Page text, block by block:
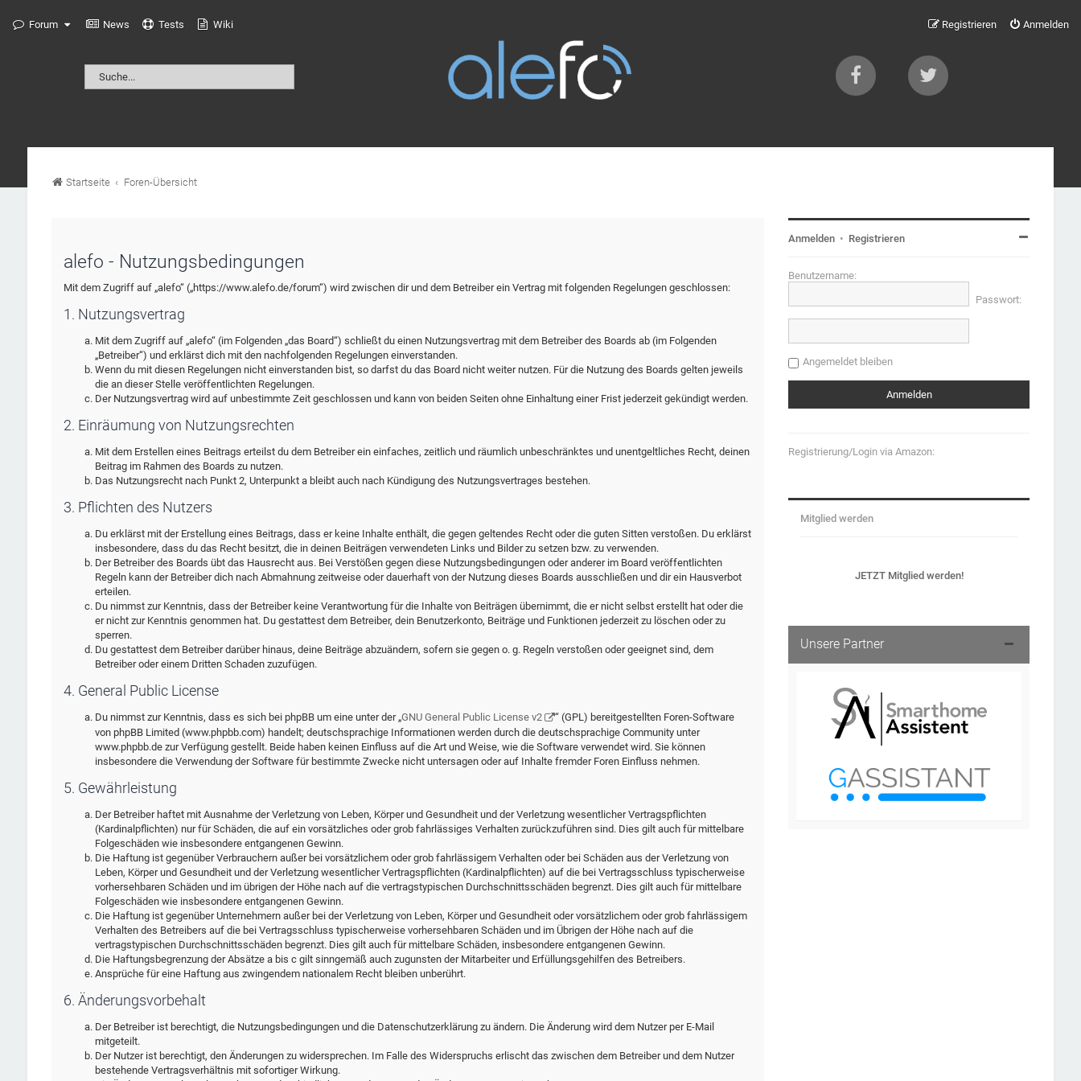
Forum News Tests Wiki Anmelden
Registrieren
Startseite Foren-Übersicht
alefo - Nutzungsbedingungen
Mit dem Zugriff auf „alefo“ („https://www.alefo.de/forum“) wird zwischen dir und dem Betreiber ein Vertrag mit folgenden Regelungen geschlossen:
1. Nutzungsvertrag
Mit dem Zugriff auf „alefo“ (im Folgenden „das Board“) schließt du einen Nutzungsvertrag mit dem Betreiber des Boards ab (im Folgenden
„Betreiber“) und erklärst dich mit den nachfolgenden Regelungen einverstanden.
Wenn du mit diesen Regelungen nicht einverstanden bist, so darfst du das Board nicht weiter nutzen. Für die Nutzung des Boards gelten jeweils
die an dieser Stelle veröffentlichten Regelungen.
Der Nutzungsvertrag wird auf unbestimmte Zeit geschlossen und kann von beiden Seiten ohne Einhaltung einer Frist jederzeit gekündigt werden.
2. Einräumung von Nutzungsrechten
Mit dem Erstellen eines Beitrags erteilst du dem Betreiber ein einfaches, zeitlich und räumlich unbeschränktes und unentgeltliches Recht, deinen
Beitrag im Rahmen des Boards zu nutzen.
Das Nutzungsrecht nach Punkt 2, Unterpunkt a bleibt auch nach Kündigung des Nutzungsvertrages bestehen.
3. Pflichten des Nutzers
Du erklärst mit der Erstellung eines Beitrags, dass er keine Inhalte enthält, die gegen geltendes Recht oder die guten Sitten verstoßen. Du erklärst
insbesondere, dass du das Recht besitzt, die in deinen Beiträgen verwendeten Links und Bilder zu setzen bzw. zu verwenden.
Der Betreiber des Boards übt das Hausrecht aus. Bei Verstößen gegen diese Nutzungsbedingungen oder anderer im Board veröffentlichten
Regeln kann der Betreiber dich nach Abmahnung zeitweise oder dauerhaft von der Nutzung dieses Boards ausschließen und dir ein Hausverbot
erteilen.
Du nimmst zur Kenntnis, dass der Betreiber keine Verantwortung für die Inhalte von Beiträgen übernimmt, die er nicht selbst erstellt hat oder die
er nicht zur Kenntnis genommen hat. Du gestattest dem Betreiber, dein Benutzerkonto, Beiträge und Funktionen jederzeit zu löschen oder zu
sperren.
Du gestattest dem Betreiber darüber hinaus, deine Beiträge abzuändern, sofern sie gegen o. g. Regeln verstoßen oder geeignet sind, dem
Betreiber oder einem Dritten Schaden zuzufügen.
4. General Public License
Du nimmst zur Kenntnis, dass es sich bei phpBB um eine unter der „GNU General Public License v2
“ (GPL) bereitgestellten Foren-Software
von phpBB Limited (www.phpbb.com) handelt; deutschsprachige Informationen werden durch die deutschsprachige Community unter
www.phpbb.de zur Verfügung gestellt. Beide haben keinen Einfluss auf die Art und Weise, wie die Software verwendet wird. Sie können
insbesondere die Verwendung der Software für bestimmte Zwecke nicht untersagen oder auf Inhalte fremder Foren Einfluss nehmen.
5. Gewährleistung
Der Betreiber haftet mit Ausnahme der Verletzung von Leben, Körper und Gesundheit und der Verletzung wesentlicher Vertragspflichten
(Kardinalpflichten) nur für Schäden, die auf ein vorsätzliches oder grob fahrlässiges Verhalten zurückzuführen sind. Dies gilt auch für mittelbare
Folgeschäden wie insbesondere entgangenen Gewinn.
Die Haftung ist gegenüber Verbrauchern außer bei vorsätzlichem oder grob fahrlässigem Verhalten oder bei Schäden aus der Verletzung von
Leben, Körper und Gesundheit und der Verletzung wesentlicher Vertragspflichten (Kardinalpflichten) auf die bei Vertragsschluss typischerweise
vorhersehbaren Schäden und im übrigen der Höhe nach auf die vertragstypischen Durchschnittsschäden begrenzt. Dies gilt auch für mittelbare
Folgeschäden wie insbesondere entgangenen Gewinn.
Die Haftung ist gegenüber Unternehmern außer bei der Verletzung von Leben, Körper und Gesundheit oder vorsätzlichem oder grob fahrlässigem
Verhalten des Betreibers auf die bei Vertragsschluss typischerweise vorhersehbaren Schäden und im Übrigen der Höhe nach auf die
vertragstypischen Durchschnittsschäden begrenzt. Dies gilt auch für mittelbare Schäden, insbesondere entgangenen Gewinn.
Die Haftungsbegrenzung der Absätze a bis c gilt sinngemäß auch zugunsten der Mitarbeiter und Erfüllungsgehilfen des Betreibers.
Ansprüche für eine Haftung aus zwingendem nationalem Recht bleiben unberührt.
6. Änderungsvorbehalt
Der Betreiber ist berechtigt, die Nutzungsbedingungen und die Datenschutzerklärung zu ändern. Die Änderung wird dem Nutzer per E-Mail
mitgeteilt.
Der Nutzer ist berechtigt, den Änderungen zu widersprechen. Im Falle des Widerspruchs erlischt das zwischen dem Betreiber und dem Nutzer
bestehende Vertragsverhältnis mit sofortiger Wirkung.
Anmelden • Registrieren
Benutzername:
Passwort:
Angemeldet bleiben
Registrierung/Login via Amazon:
Mitglied werden
JETZT Mitglied werden!
Unsere Partner